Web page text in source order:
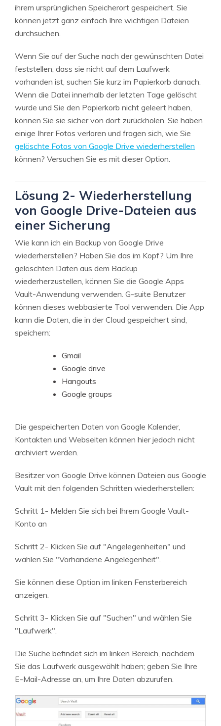
ihrem ursprünglichen Speicherort gespeichert. Sie
können jetzt ganz einfach Ihre wichtigen Dateien
durchsuchen.
Wenn Sie auf der Suche nach der gewünschten Datei
feststellen, dass sie nicht auf dem Laufwerk
vorhanden ist, suchen Sie kurz im Papierkorb danach.
Wenn die Datei innerhalb der letzten Tage gelöscht
wurde und Sie den Papierkorb nicht geleert haben,
können Sie sie sicher von dort zurückholen. Sie haben
einige Ihrer Fotos verloren und fragen sich, wie Sie
gelöschte Fotos von Google Drive wiederherstellen
können? Versuchen Sie es mit dieser Option.
Lösung 2- Wiederherstellung
von Google Drive-Dateien aus
einer Sicherung
Wie kann ich ein Backup von Google Drive
wiederherstellen? Haben Sie das im Kopf? Um Ihre
gelöschten Daten aus dem Backup
wiederherzustellen, können Sie die Google Apps
Vault-Anwendung verwenden. G-suite Benutzer
können dieses webbasierte Tool verwenden. Die App
kann die Daten, die in der Cloud gespeichert sind,
speichern:
Gmail
Google drive
Hangouts
Google groups
Die gespeicherten Daten von Google Kalender,
Kontakten und Webseiten können hier jedoch nicht
archiviert werden.
Besitzer von Google Drive können Dateien aus Google
Vault mit den folgenden Schritten wiederherstellen:
Schritt 1- Melden Sie sich bei Ihrem Google Vault-
Konto an
Schritt 2- Klicken Sie auf "Angelegenheiten" und
wählen Sie "Vorhandene Angelegenheit".
Sie können diese Option im linken Fensterbereich
anzeigen.
Schritt 3- Klicken Sie auf "Suchen" und wählen Sie
"Laufwerk".
Die Suche befindet sich im linken Bereich, nachdem
Sie das Laufwerk ausgewählt haben; geben Sie Ihre
E-Mail-Adresse an, um Ihre Daten abzurufen.